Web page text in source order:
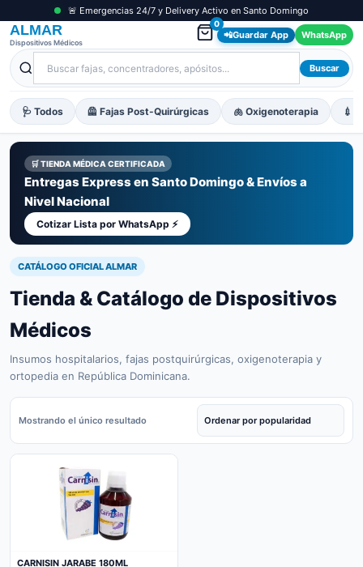
🚨 Emergencias 24/7 y Delivery Activo en Santo Domingo
ALMAR
Dispositivos Médicos
0
📲Guardar App WhatsApp
Buscar
🩺 Todos 🦺 Fajas Post-Quirúrgicas 🫁 Oxigenoterapia 💉
🛒 TIENDA MÉDICA CERTIFICADA
Entregas Express en Santo Domingo & Envíos a
Nivel Nacional
Cotizar Lista por WhatsApp ⚡
CATÁLOGO OFICIAL ALMAR
Tienda & Catálogo de Dispositivos
Médicos
Insumos hospitalarios, fajas postquirúrgicas, oxigenoterapia y
ortopedia en República Dominicana.
Mostrando el único resultado
CARNISIN JARABE 180ML